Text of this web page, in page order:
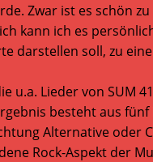
Zwar ist es schön
kann ich es
darstellen soll, zu
Lieder von SUM 41,
besteht aus
Alternative oder
Rock-Aspekt der